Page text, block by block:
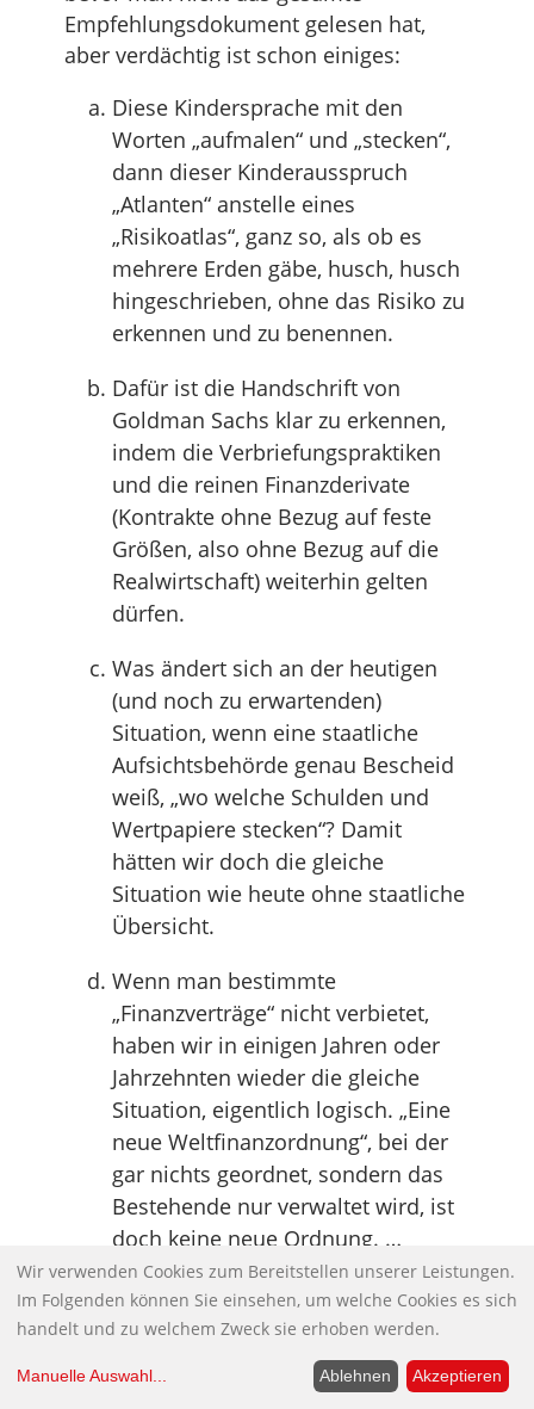
Empfehlungsdokument gelesen hat,
aber verdächtig ist schon einiges:
Diese Kindersprache mit den
Worten „aufmalen“ und „stecken“,
dann dieser Kinderausspruch
„Atlanten“ anstelle eines
„Risikoatlas“, ganz so, als ob es
mehrere Erden gäbe, husch, husch
hingeschrieben, ohne das Risiko zu
erkennen und zu benennen.
Dafür ist die Handschrift von
Goldman Sachs klar zu erkennen,
indem die Verbriefungspraktiken
und die reinen Finanzderivate
(Kontrakte ohne Bezug auf feste
Größen, also ohne Bezug auf die
Realwirtschaft) weiterhin gelten
dürfen.
Was ändert sich an der heutigen
(und noch zu erwartenden)
Situation, wenn eine staatliche
Aufsichtsbehörde genau Bescheid
weiß, „wo welche Schulden und
Wertpapiere stecken“? Damit
hätten wir doch die gleiche
Situation wie heute ohne staatliche
Übersicht.
Wenn man bestimmte
„Finanzverträge“ nicht verbietet,
haben wir in einigen Jahren oder
Jahrzehnten wieder die gleiche
Situation, eigentlich logisch. „Eine
neue Weltfinanzordnung“, bei der
gar nichts geordnet, sondern das
Bestehende nur verwaltet wird, ist
doch keine neue Ordnung. …
Wes Brot ich ess’, dess’ Lied ich sing.
Soviel zu Ottmar Issing.
Wir verwenden Cookies zum Bereitstellen unserer Leistungen.
Im Folgenden können Sie einsehen, um welche Cookies es sich
handelt und zu welchem Zweck sie erhoben werden.
Manuelle Auswahl... Ablehnen Akzeptieren